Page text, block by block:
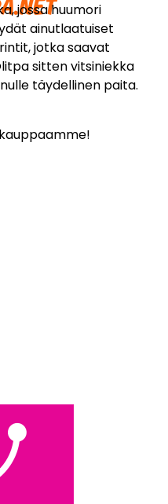
jossa huumori
ainutlaatuiset
jotka saavat
sitten vitsiniekka
täydellinen paita.